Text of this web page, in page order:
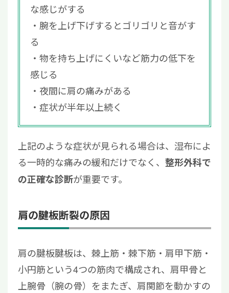
な感じがする
腕を上げ下げするとゴリゴリと音がす
る
物を持ち上げにくいなど筋力の低下を
感じる
夜間に肩の痛みがある
症状が半年以上続く
上記のような症状が見られる場合は、湿布によ
る一時的な痛みの緩和だけでなく、 整形外科で
の正確な診断が重要です。
肩の腱板断裂の原因
肩の腱板腱板は、棘上筋・棘下筋・肩甲下筋・
小円筋という4つの筋肉で構成され、肩甲骨と
上腕骨（腕の骨）をまたぎ、肩関節を動かすの